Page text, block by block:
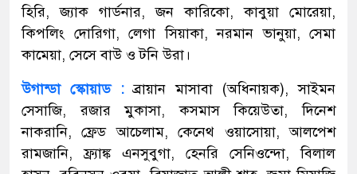
হিরি, জ্যাক গার্ডনার, জন কারিকো, কাবুয়া মোরেয়া,
কিপলিং দোরিগা, লেগা সিয়াকা, নরমান ভানুয়া, সেমা
কামেয়া, সেসে বাউ ও টনি উরা।
উগান্ডা স্কোয়াড : ব্রায়ান মাসাবা (অধিনায়ক), সাইমন
সেসাজি, রজার মুকাসা, কসমাস কিয়েউতা, দিনেশ
নাকরানি, ফ্রেড আচেলাম, কেনেথ ওয়াসোয়া, আলপেশ
রামজানি, ফ্র্যাঙ্ক এনসুবুগা, হেনরি সেনিওন্দো, বিলাল